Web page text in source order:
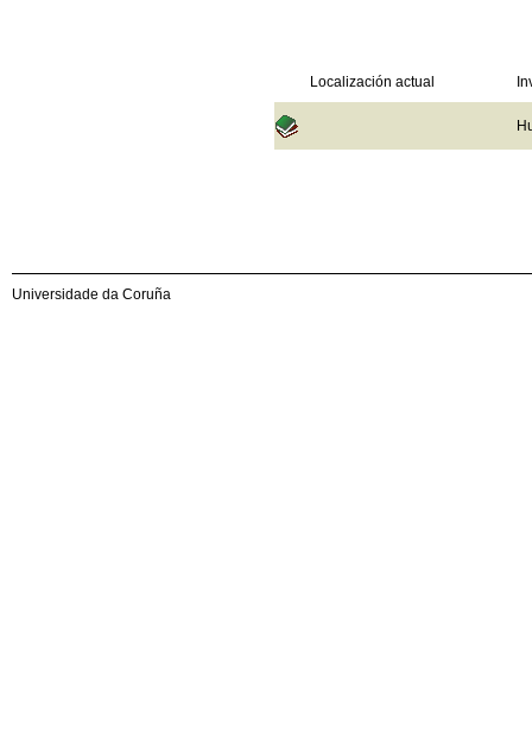
Localización actual
Universidade da Coruña